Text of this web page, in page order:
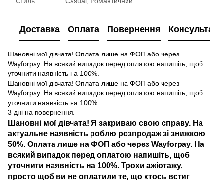
Доставка Оплата Повернення
Шановні мої дівчата! Оплата лише на ФОП або через
Wayforpay. На всякий випадок перед оплатою напишіть, щоб
уточнити наявність на 100%.
Шановні мої дівчата! Оплата лише на ФОП або через
Wayforpay. На всякий випадок перед оплатою напишіть, щоб
уточнити наявність на 100%.
3 дні на повернення.
Шановні мої дівчата! Я закриваю свою справу. На
актуальне наявність роблю розпродаж зі знижкою
50%. Оплата лише на ФОП або через Wayforpay. На
всякий випадок перед оплатою напишіть, щоб
уточнити наявність на 100%. Трохи ажіотажу,
просто щоб ви не оплатили те, що хтось встиг